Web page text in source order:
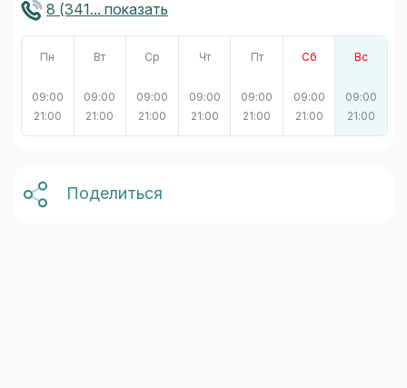
8 (341... показать
Пн
09:00
21:00
Вт
09:00
21:00
Ср
09:00
21:00
Чт
09:00
21:00
Пт
09:00
21:00
Сб
09:00
21:00
Вс
09:00
21:00
Поделиться